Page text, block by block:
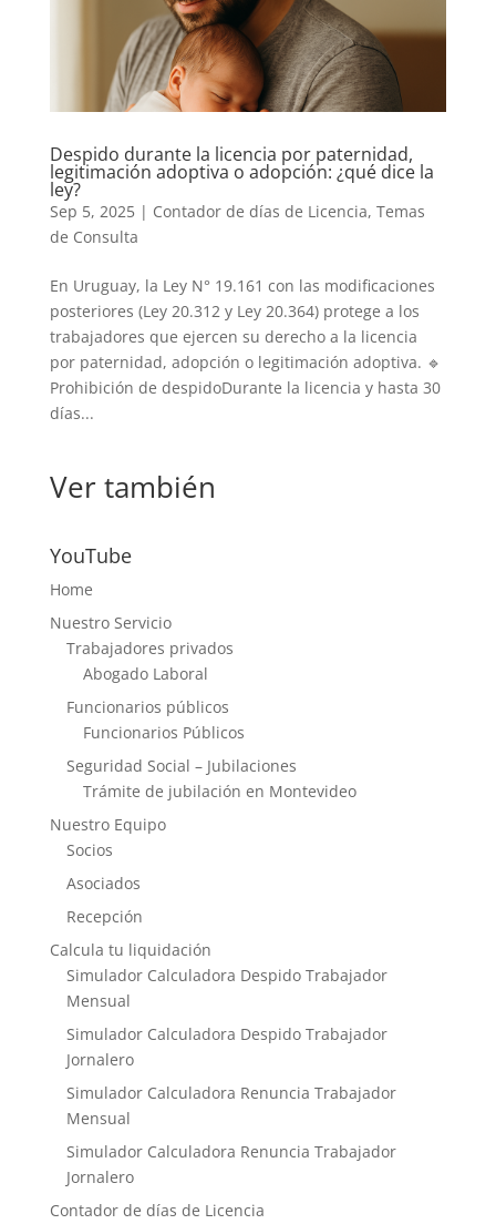
Despido durante la licencia por paternidad,
legitimación adoptiva o adopción: ¿qué dice la
ley?
Sep 5, 2025| Contador de días de Licencia, Temas
de Consulta
En Uruguay, la Ley N° 19.161 con las modificaciones
posteriores (Ley 20.312 y Ley 20.364) protege a los
trabajadores que ejercen su derecho a la licencia
por paternidad, adopción o legitimación adoptiva. 🔹
Prohibición de despidoDurante la licencia y hasta 30
días...
Ver también
YouTube
Home
Nuestro Servicio
Trabajadores privados
Abogado Laboral
Funcionarios públicos
Funcionarios Públicos
Seguridad Social – Jubilaciones
Trámite de jubilación en Montevideo
Nuestro Equipo
Socios
Asociados
Recepción
Calcula tu liquidación
Simulador Calculadora Despido Trabajador
Mensual
Simulador Calculadora Despido Trabajador
Jornalero
Simulador Calculadora Renuncia Trabajador
Mensual
Simulador Calculadora Renuncia Trabajador
Jornalero
Contador de días de Licencia